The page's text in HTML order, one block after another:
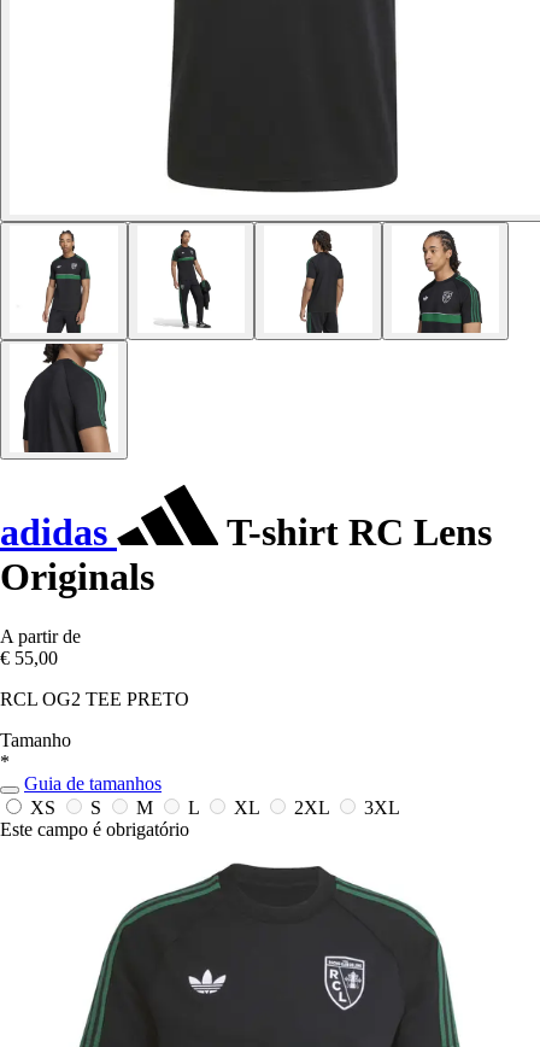
adidas
T-shirt RC Lens
Originals
A partir de
€ 55,00
RCL OG2 TEE PRETO
Tamanho
*
Guia de tamanhos
XS
S M L XL 2XL
3XL
Este campo é obrigatório